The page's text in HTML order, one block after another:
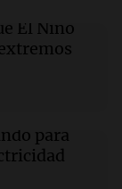
detenidos
y
de
El Niño
para